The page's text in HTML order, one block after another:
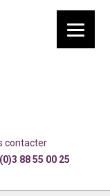
contacter
88 55 00 25